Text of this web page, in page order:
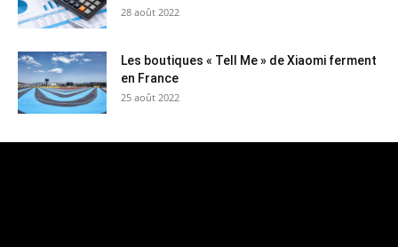
28 août 2022
Les boutiques « Tell Me » de Xiaomi ferment
en France
25 août 2022